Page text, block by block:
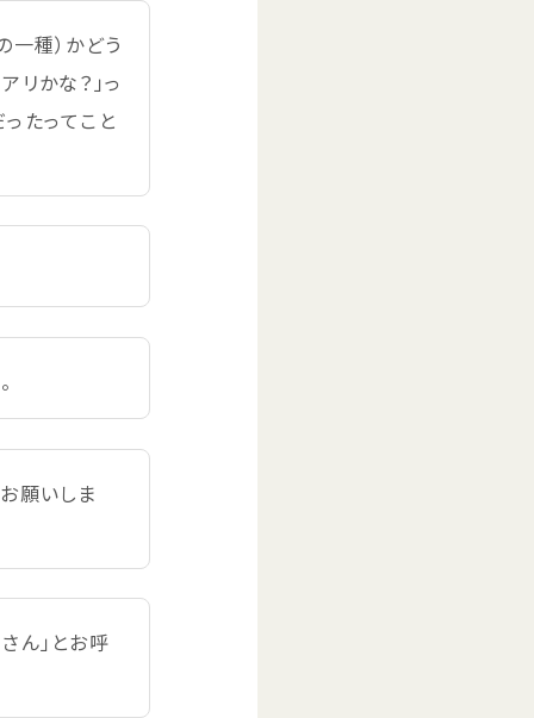
一種）かどう
リかな？」っ
たってこと
願いしま
ん」とお呼